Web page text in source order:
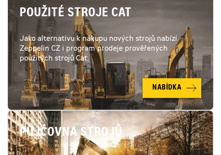
POUŽITÉ STROJE CAT
Jako alternativu k nákupu nových strojů nabízí
Zeppelin CZ i program prodeje prověřených
použitých strojů Cat.
NABÍDKA
PŮJČOVNA STROJŮ